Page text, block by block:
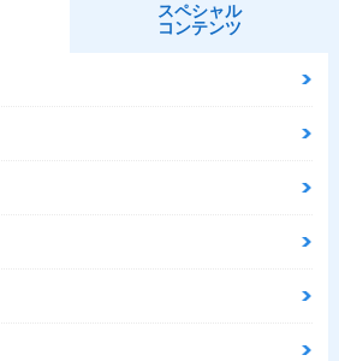
スペシャル
コンテンツ